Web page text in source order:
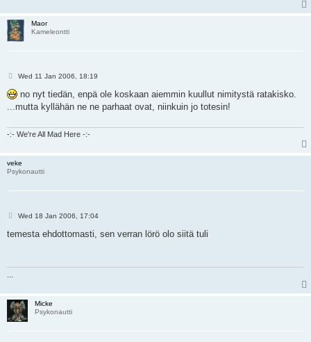
Maor
Kameleontti
P
s
t
Wed 11 Jan 2006, 18:19
no nyt tiedän, enpä ole koskaan aiemmin kuullut nimitystä ratakisko.
...mutta kyllähän ne ne parhaat ovat, niinkuin jo totesin!
-:- We're All Mad Here -:-
veke
Psykonautti
P
s
Wed 18 Jan 2006, 17:04
temesta ehdottomasti, sen verran lörö olo siitä tuli
Micke
Psykonautti